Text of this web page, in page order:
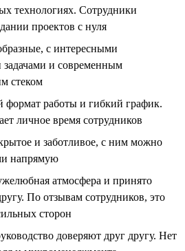
технологиях. Сотрудники
проектов с нуля
с интересными
и современным
стеком
формат работы и гибкий график.
личное время сотрудников
и заботливое, с ним можно
напрямую
атмосфера и принято
По отзывам сотрудников, это
сторон
доверяют друг другу. Нет